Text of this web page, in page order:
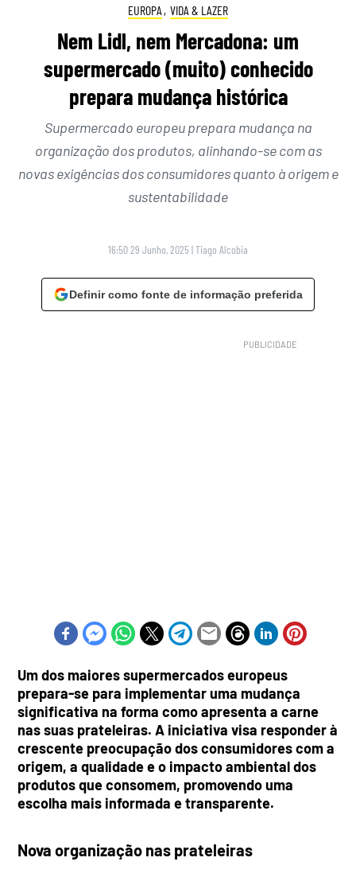
EUROPA , VIDA & LAZER
Nem Lidl, nem Mercadona: um
supermercado (muito) conhecido
prepara mudança histórica
Supermercado europeu prepara mudança na
organização dos produtos, alinhando-se com as
novas exigências dos consumidores quanto à origem e
sustentabilidade
16:50 29 Junho, 2025 |Tiago Alcobia
Definir como fonte de informação preferida
Um dos maiores supermercados europeus
prepara-se para implementar uma mudança
significativa na forma como apresenta a carne
nas suas prateleiras. A iniciativa visa responder à
crescente preocupação dos consumidores com a
origem, a qualidade e o impacto ambiental dos
produtos que consomem, promovendo uma
escolha mais informada e transparente.
Nova organização nas prateleiras